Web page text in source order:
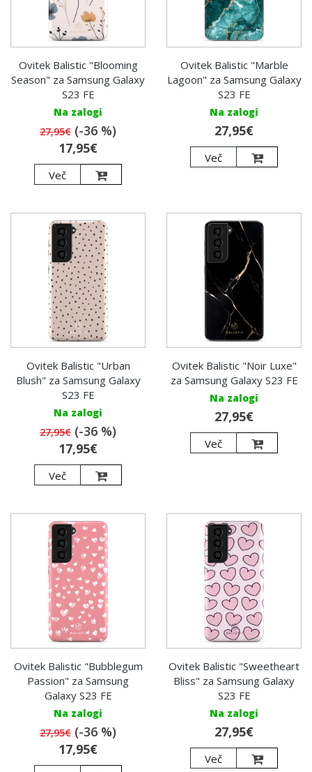
Ovitek Balistic "Blooming
Season" za Samsung Galaxy
S23 FE
Na zalogi
27,95€ (-36 %)
17,95€
Več
Ovitek Balistic "Marble
Lagoon" za Samsung Galaxy
S23 FE
Na zalogi
27,95€
Več
Ovitek Balistic "Urban
Blush" za Samsung Galaxy
S23 FE
Na zalogi
27,95€ (-36 %)
17,95€
Več
Ovitek Balistic "Noir Luxe"
za Samsung Galaxy S23 FE
Na zalogi
27,95€
Več
Ovitek Balistic "Bubblegum
Passion" za Samsung
Galaxy S23 FE
Na zalogi
27,95€ (-36 %)
17,95€
Ovitek Balistic "Sweetheart
Bliss" za Samsung Galaxy
S23 FE
Na zalogi
27,95€
Več